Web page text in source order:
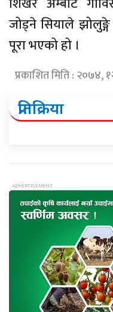
जोड्ने सियाले
पूरा भएको हो ।
प्रकाशित मिति : २०७४,
प्रतिक्रिया